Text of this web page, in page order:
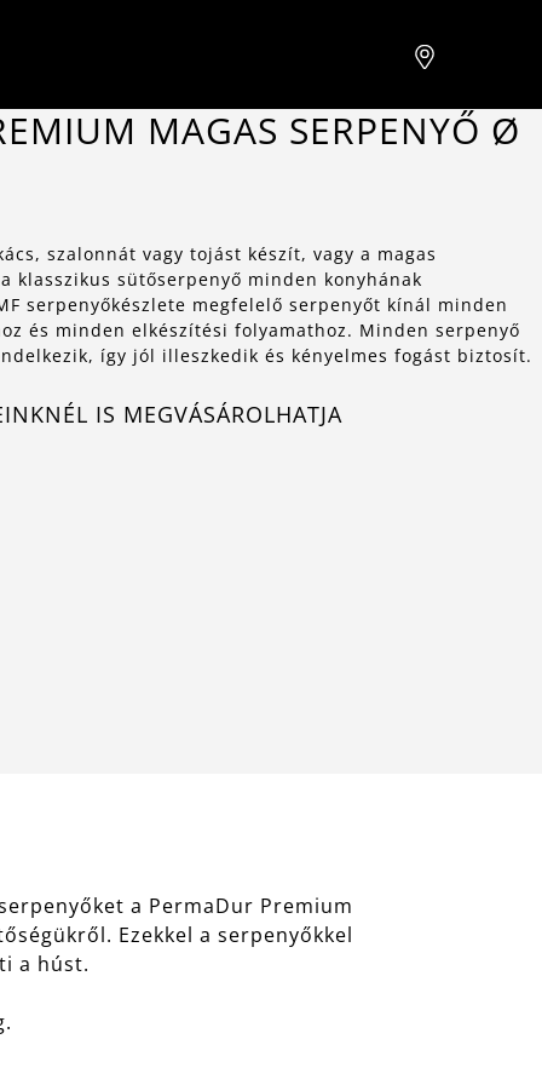
MAGAS SERPENYŐ Ø
szalonnát vagy tojást készít, vagy a magas
klasszikus sütőserpenyő minden konyhának
serpenyőkészlete megfelelő serpenyőt kínál minden
és minden elkészítési folyamathoz. Minden serpenyő
így jól illeszkedik és kényelmes fogást biztosít.
IS MEGVÁSÁROLHATJA
a PermaDur Premium
Ezekkel a serpenyőkkel
a húst.